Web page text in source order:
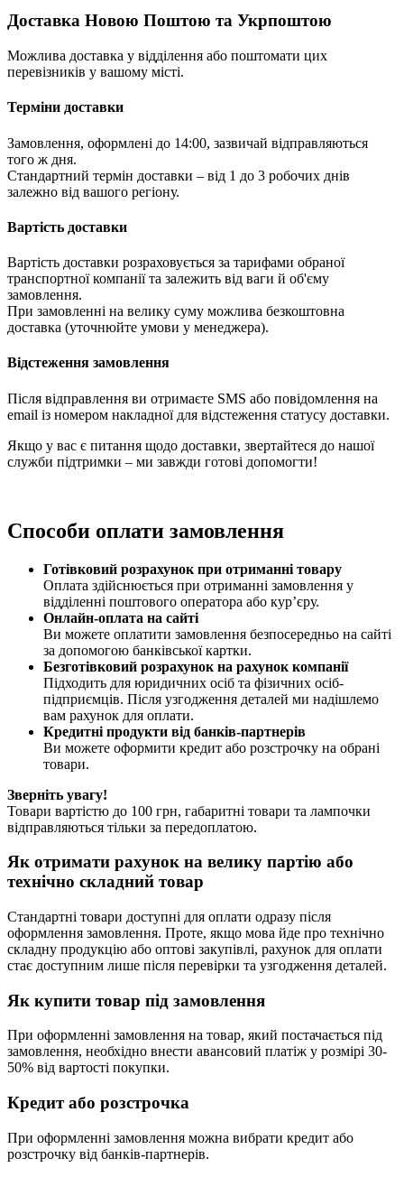
Доставка Новою Поштою та Укрпоштою
Можлива доставка у відділення або поштомати цих
перевізників у вашому місті.
Терміни доставки
Замовлення, оформлені до 14:00, зазвичай відправляються
того ж дня.
Стандартний термін доставки – від 1 до 3 робочих днів
залежно від вашого регіону.
Вартість доставки
Вартість доставки розраховується за тарифами обраної
транспортної компанії та залежить від ваги й об'єму
замовлення.
При замовленні на велику суму можлива безкоштовна
доставка (уточнюйте умови у менеджера).
Відстеження замовлення
Після відправлення ви отримаєте SMS або повідомлення на
email із номером накладної для відстеження статусу доставки.
Якщо у вас є питання щодо доставки, звертайтеся до нашої
служби підтримки – ми завжди готові допомогти!
Способи оплати замовлення
Готівковий розрахунок при отриманні товару
Оплата здійснюється при отриманні замовлення у
відділенні поштового оператора або кур’єру.
Онлайн-оплата на сайті
Ви можете оплатити замовлення безпосередньо на сайті
за допомогою банківської картки.
Безготівковий розрахунок на рахунок компанії
Підходить для юридичних осіб та фізичних осіб-
підприємців. Після узгодження деталей ми надішлемо
вам рахунок для оплати.
Кредитні продукти від банків-партнерів
Ви можете оформити кредит або розстрочку на обрані
товари.
Зверніть увагу!
Товари вартістю до 100 грн, габаритні товари та лампочки
відправляються тільки за передоплатою.
Як отримати рахунок на велику партію або
технічно складний товар
Стандартні товари доступні для оплати одразу після
оформлення замовлення. Проте, якщо мова йде про технічно
складну продукцію або оптові закупівлі, рахунок для оплати
стає доступним лише після перевірки та узгодження деталей.
Як купити товар під замовлення
При оформленні замовлення на товар, який постачається під
замовлення, необхідно внести авансовий платіж у розмірі 30-
50% від вартості покупки.
Кредит або розстрочка
При оформленні замовлення можна вибрати кредит або
розстрочку від банків-партнерів.